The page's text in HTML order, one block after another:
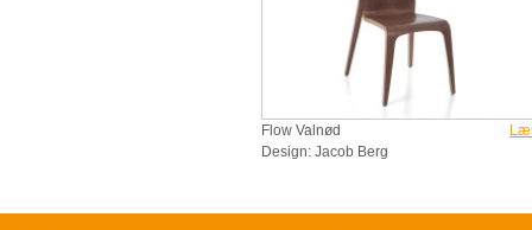
Flow Valnød
Design: Jacob Berg